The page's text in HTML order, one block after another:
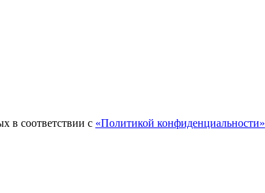
в соответствии с «Политикой конфиденциальности»